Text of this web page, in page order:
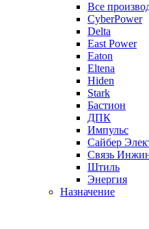
Все
CyberPower
Delta
East Power
Eaton
Eltena
Hiden
Stark
Бастион
ДПК
Импульс
Сайбер
Связь
Штиль
Энергия
Назначение